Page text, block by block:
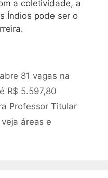
a coletividade, a
Índios pode ser o
81 vagas na
R$ 5.597,80
Professor Titular
áreas e